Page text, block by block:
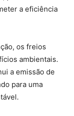
a eficiência
os freios
ambientais.
a emissão de
para uma